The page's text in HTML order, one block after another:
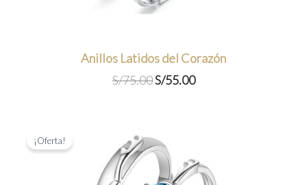
Anillos Latidos del Corazón
S/75.00El
S/75.00.
S/55.00El
¡Oferta!